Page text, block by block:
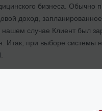
бизнеса.
доход,
нашем случае Клиент был
Итак, при выборе
упрощенной системы
. Рассмотрим подробнее,